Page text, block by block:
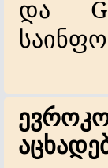
და